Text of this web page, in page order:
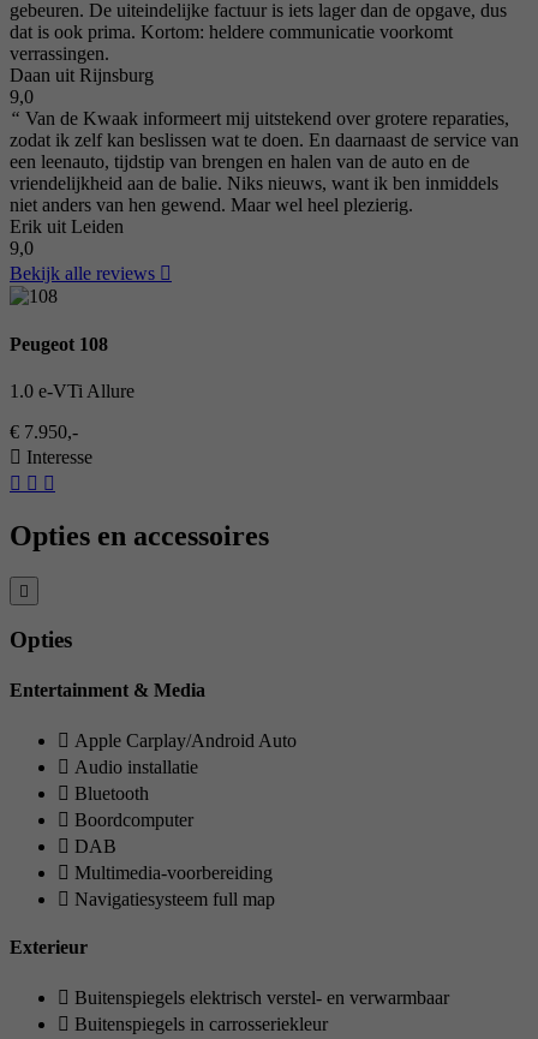
gebeuren. De uiteindelijke factuur is iets lager dan de opgave, dus
dat is ook prima. Kortom: heldere communicatie voorkomt
verrassingen.
Daan uit Rijnsburg
9,0
“ Van de Kwaak informeert mij uitstekend over grotere reparaties,
zodat ik zelf kan beslissen wat te doen. En daarnaast de service van
een leenauto, tijdstip van brengen en halen van de auto en de
vriendelijkheid aan de balie. Niks nieuws, want ik ben inmiddels
niet anders van hen gewend. Maar wel heel plezierig.
Erik uit Leiden
9,0
Bekijk alle reviews
Peugeot 108
1.0 e-VTi Allure
€ 7.950,-
Interesse
Opties en accessoires
Opties
Entertainment & Media
Apple Carplay/Android Auto
Audio installatie
Bluetooth
Boordcomputer
DAB
Multimedia-voorbereiding
Navigatiesysteem full map
Exterieur
Buitenspiegels elektrisch verstel- en verwarmbaar
Buitenspiegels in carrosseriekleur